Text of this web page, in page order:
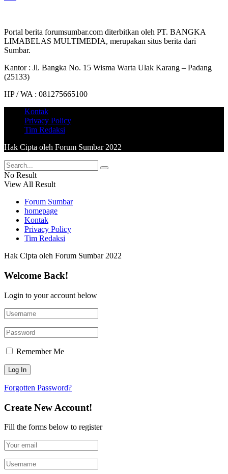
Portal berita forumsumbar.com diterbitkan oleh PT. BANGKA
LIMABELAS MULTIMEDIA, merupakan situs berita dari
Sumbar.
Kantor : Jl. Bangka No. 15 Wisma Warta Ulak Karang – Padang
(25133)
HP / WA : 081275665100
Kontak
Privacy Policy
Tim Redaksi
Hak Cipta oleh Forum Sumbar 2022
No Result
View All Result
Forum Sumbar
homepage
Kontak
Privacy Policy
Tim Redaksi
Hak Cipta oleh Forum Sumbar 2022
Welcome Back!
Login to your account below
Remember Me
Forgotten Password?
Create New Account!
Fill the forms below to register